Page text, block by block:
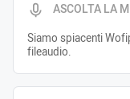
ASCOLTA LA
Siamo spiacenti
fileaudio.